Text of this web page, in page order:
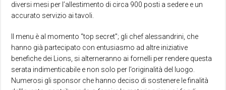
diversi mesi per l’allestimento di circa 900 posti a sedere e un
accurato servizio ai tavoli.
Il menu è al momento “top secret”; gli chef alessandrini, che
hanno già partecipato con entusiasmo ad altre iniziative
benefiche dei Lions, si alterneranno ai fornelli per rendere questa
serata indimenticabile e non solo per l’originalità del luogo.
Numerosi gli sponsor che hanno deciso di sostenere le finalità